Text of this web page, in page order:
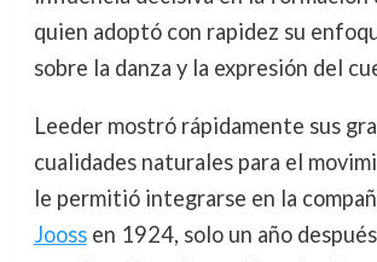
quien adoptó con rapidez su
sobre la danza y la expresión del
Leeder mostró rápidamente sus
cualidades naturales para el
le permitió integrarse en la
Joossen 1924, solo un año